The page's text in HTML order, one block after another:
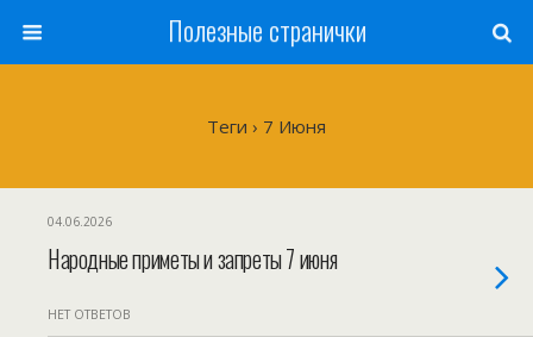
Полезные странички
Теги › 7 Июня
04.06.2026
Народные приметы и запреты 7 июня
НЕТ ОТВЕТОВ